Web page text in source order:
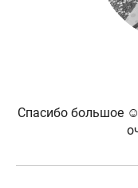
Спасибо большое